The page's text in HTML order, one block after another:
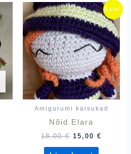
Sale!
Amigurumi kaisukad
Nõid Elara
18,00€
Algne
hind
oli:
18,00 €.
15,00€
hind
on:
15,00